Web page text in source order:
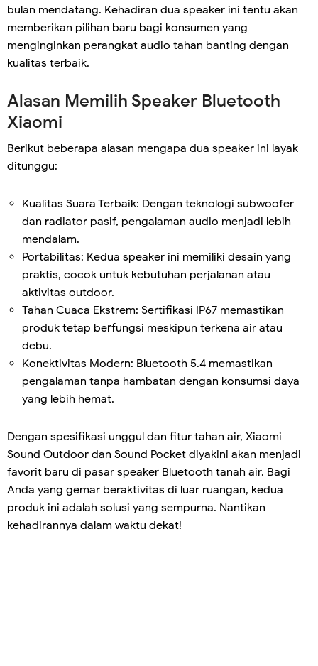
bulan mendatang. Kehadiran dua speaker ini tentu akan
memberikan pilihan baru bagi konsumen yang
menginginkan perangkat audio tahan banting dengan
kualitas terbaik.
Alasan Memilih Speaker Bluetooth
Xiaomi
Berikut beberapa alasan mengapa dua speaker ini layak
ditunggu:
Kualitas Suara Terbaik: Dengan teknologi subwoofer
dan radiator pasif, pengalaman audio menjadi lebih
mendalam.
Portabilitas: Kedua speaker ini memiliki desain yang
praktis, cocok untuk kebutuhan perjalanan atau
aktivitas outdoor.
Tahan Cuaca Ekstrem: Sertifikasi IP67 memastikan
produk tetap berfungsi meskipun terkena air atau
debu.
Konektivitas Modern: Bluetooth 5.4 memastikan
pengalaman tanpa hambatan dengan konsumsi daya
yang lebih hemat.
Dengan spesifikasi unggul dan fitur tahan air, Xiaomi
Sound Outdoor dan Sound Pocket diyakini akan menjadi
favorit baru di pasar speaker Bluetooth tanah air. Bagi
Anda yang gemar beraktivitas di luar ruangan, kedua
produk ini adalah solusi yang sempurna. Nantikan
kehadirannya dalam waktu dekat!